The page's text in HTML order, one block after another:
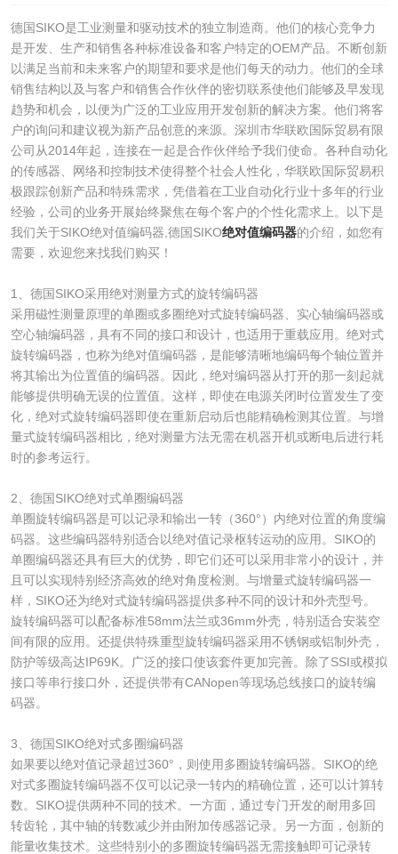
德国SIKO是工业测量和驱动技术的独立制造商。他们的核心竞争力
是开发、生产和销售各种标准设备和客户特定的OEM产品。不断创新
以满足当前和未来客户的期望和要求是他们每天的动力。他们的全球
销售结构以及与客户和销售合作伙伴的密切联系使他们能够及早发现
趋势和机会，以便为广泛的工业应用开发创新的解决方案。他们将客
户的询问和建议视为新产品创意的来源。深圳市华联欧国际贸易有限
公司从2014年起，连接在一起是合作伙伴给予我们使命。各种自动化
的传感器、网络和控制技术使得整个社会人性化，华联欧国际贸易积
极跟踪创新产品和特殊需求，凭借着在工业自动化行业十多年的行业
经验，公司的业务开展始终聚焦在每个客户的个性化需求上。以下是
我们关于SIKO绝对值编码器,德国SIKO绝对值编码器的介绍，如您有
需要，欢迎您来找我们购买！
1、德国SIKO采用绝对测量方式的旋转编码器
采用磁性测量原理的单圈或多圈绝对式旋转编码器、实心轴编码器或
空心轴编码器，具有不同的接口和设计，也适用于重载应用。绝对式
旋转编码器，也称为绝对值编码器，是能够清晰地编码每个轴位置并
将其输出为位置值的编码器。因此，绝对编码器从打开的那一刻起就
能够提供明确无误的位置值。这样，即使在电源关闭时位置发生了变
化，绝对式旋转编码器即使在重新启动后也能精确检测其位置。与增
量式旋转编码器相比，绝对测量方法无需在机器开机或断电后进行耗
时的参考运行。
2、德国SIKO绝对式单圈编码器
单圈旋转编码器是可以记录和输出一转（360°）内绝对位置的角度编
码器。这些编码器特别适合以绝对值记录枢转运动的应用。SIKO的
单圈编码器还具有巨大的优势，即它们还可以采用非常小的设计，并
且可以实现特别经济高效的绝对角度检测。与增量式旋转编码器一
样，SIKO还为绝对式旋转编码器提供多种不同的设计和外壳型号。
旋转编码器可以配备标准58mm法兰或36mm外壳，特别适合安装空
间有限的应用。还提供特殊重型旋转编码器采用不锈钢或铝制外壳，
防护等级高达IP69K。广泛的接口使该套件更加完善。除了SSI或模拟
接口等串行接口外，还提供带有CANopen等现场总线接口的旋转编
码器。
3、德国SIKO绝对式多圈编码器
如果要以绝对值记录超过360°，则使用多圈旋转编码器。SIKO的绝
对式多圈旋转编码器不仅可以记录一转内的精确位置，还可以计算转
数。SIKO提供两种不同的技术。一方面，通过专门开发的耐用多回
转齿轮，其中轴的转数减少并由附加传感器记录。另一方面，创新的
能量收集技术。这些特别小的多圈旋转编码器无需接触即可记录转